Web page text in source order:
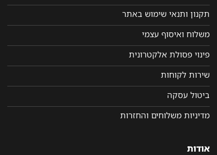
תקנון ותנאי שימוש באתר
משלוח ואיסוף עצמי
פינוי פסולת אלקטרונית
שירות לקוחות
ביטול עסקה
מדיניות משלוחים והחזרות
אודות